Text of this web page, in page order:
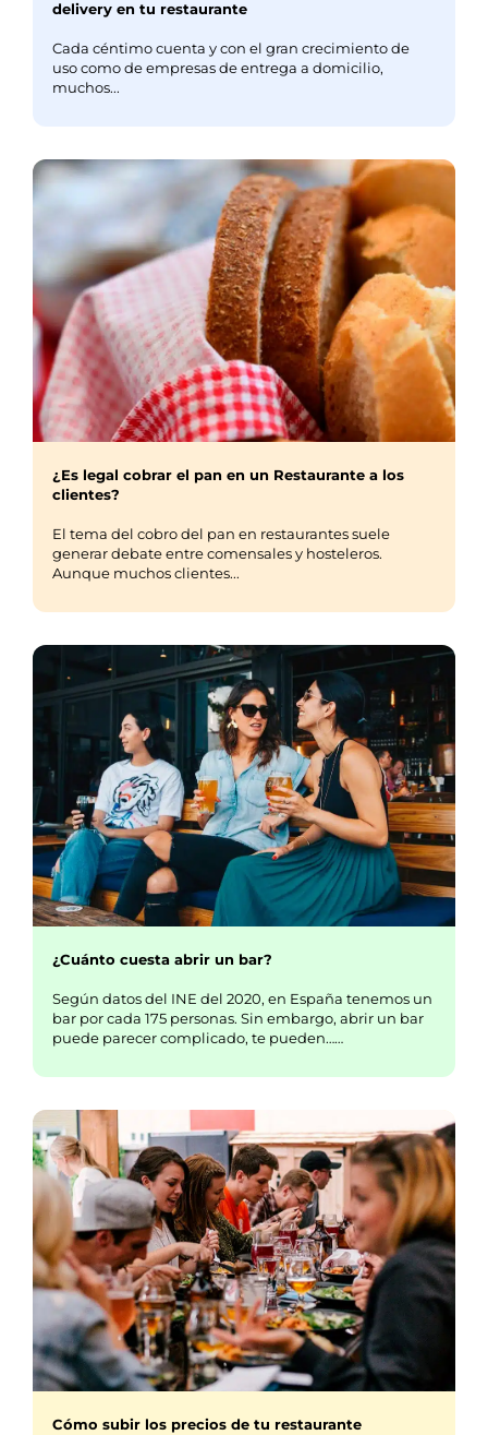
delivery en tu restaurante
Cada céntimo cuenta y con el gran crecimiento de
uso como de empresas de entrega a domicilio,
muchos...
¿Es legal cobrar el pan en un Restaurante a los
clientes?
El tema del cobro del pan en restaurantes suele
generar debate entre comensales y hosteleros.
Aunque muchos clientes...
¿Cuánto cuesta abrir un bar?
Según datos del INE del 2020, en España tenemos un
bar por cada 175 personas. Sin embargo, abrir un bar
puede parecer complicado, te pueden……
Cómo subir los precios de tu restaurante